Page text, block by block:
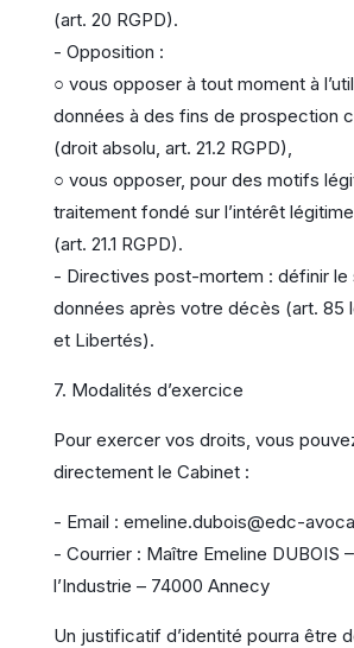
(art. 20 RGPD).
- Opposition :
○ vous opposer à tout moment à
données à des fins de prospection
(droit absolu, art. 21.2 RGPD),
○ vous opposer, pour des motifs
traitement fondé sur l’intérêt
(art. 21.1 RGPD).
- Directives post-mortem : définir le
données après votre décès (art. 85
et Libertés).
7. Modalités d’exercice
Pour exercer vos droits, vous
directement le Cabinet :
- Email : emeline.dubois@edc-
- Courrier : Maître Emeline DUBOIS
l’Industrie – 74000 Annecy
Un justificatif d’identité pourra être